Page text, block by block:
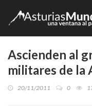
Ascienden al
militares de la
20/11/2011 0